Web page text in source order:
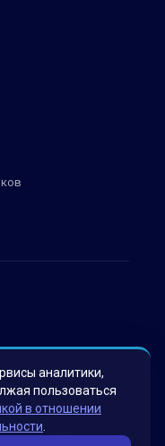
данных
аналитики,
пользоваться
в отношении